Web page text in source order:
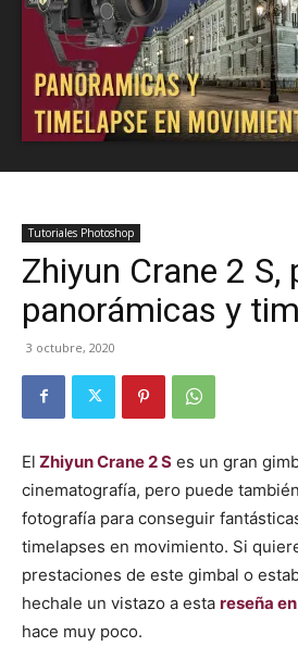
Tutoriales Photoshop
Zhiyun Crane 2
panorámicas y
3 octubre, 2020
El Zhiyun Crane 2 S es un gran
cinematografía, pero puede
fotografía para conseguir
timelapses en movimiento. Si
prestaciones de este gimbal o
hechale un vistazo a esta reseña
hace muy poco.